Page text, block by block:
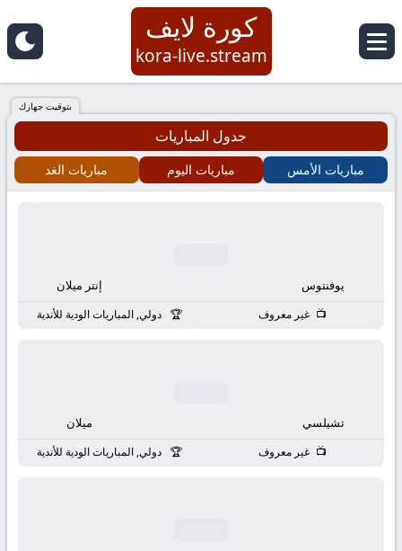
كورة
لايف
|
koora
مباريات
مباشر
كورة لايف
kora-live.stream
بتوقيت جهازك
جدول المباريات
مباريات الأمس مباريات اليوم مباريات الغد
يوفنتوس إنتر ميلان
غير معروف دولي, المباريات الودية للأندية
تشيلسي ميلان
غير معروف دولي, المباريات الودية للأندية